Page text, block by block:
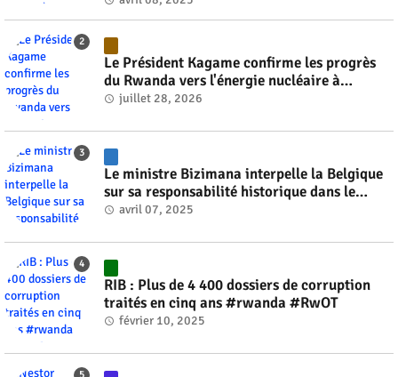
Le Président Kagame confirme les progrès
du Rwanda vers l'énergie nucléaire à
l'horizon 2030 #rwanda #RwOT
juillet 28, 2026
Le ministre Bizimana interpelle la Belgique
sur sa responsabilité historique dans le
génocide #rwanda #RwOT
avril 07, 2025
RIB : Plus de 4 400 dossiers de corruption
traités en cinq ans #rwanda #RwOT
février 10, 2025